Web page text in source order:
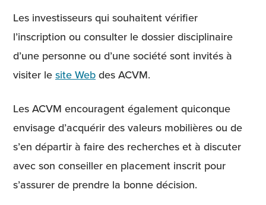
Les investisseurs qui souhaitent vérifier
l’inscription ou consulter le dossier disciplinaire
d’une personne ou d’une société sont invités à
visiter lesite Webdes ACVM.
Les ACVM encouragent également quiconque
envisage d’acquérir des valeurs mobilières ou de
s’en départir à faire des recherches et à discuter
avec son conseiller en placement inscrit pour
s’assurer de prendre la bonne décision.